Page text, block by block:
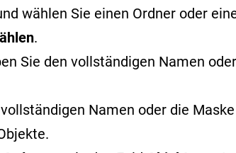
wählen Sie einen Ordner oder
.
Sie den vollständigen Namen oder
Namen oder die
.